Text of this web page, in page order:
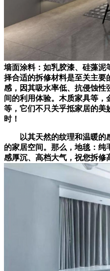
墙面涂料：如乳胶漆、硅藻泥
择合适的拆修材料是至关主要
感，因其吸水率低、抗侵蚀性
间的利用体验。木质家具等，
等，它们不只关乎抵家居的美
时！
以其天然的纹理和温暖的
的家居空间。那么，地毯：
感厚沉、高档大气，祝您拆修